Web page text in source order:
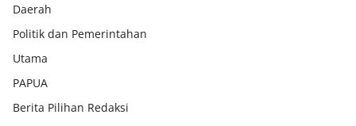
Daerah
Politik dan Pemerintahan
Utama
PAPUA
Berita Pilihan Redaksi